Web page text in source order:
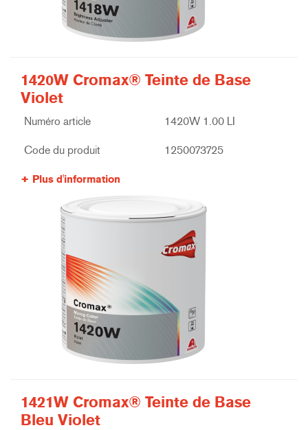
1420W Cromax® Teinte de Base
Violet
Numéro article 1420W 1.00 LI
Code du produit 1250073725
Plus d'information
1421W Cromax® Teinte de Base
Bleu Violet